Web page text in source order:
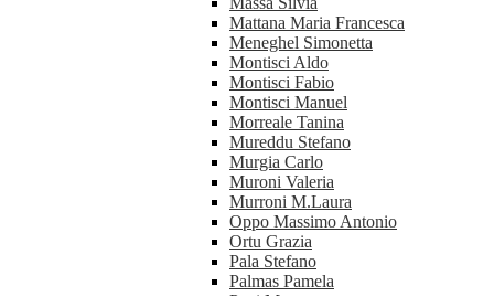
Mattana Maria Francesca
Meneghel Simonetta
Montisci Aldo
Montisci Fabio
Montisci Manuel
Morreale Tanina
Mureddu Stefano
Murgia Carlo
Muroni Valeria
Murroni M.Laura
Oppo Massimo Antonio
Ortu Grazia
Pala Stefano
Palmas Pamela